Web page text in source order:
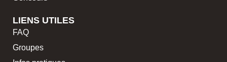
LIENS UTILES
FAQ
Groupes